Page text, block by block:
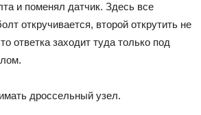
и поменял датчик. Здесь все
откручивается, второй открутить не
ответка заходит туда только под
дроссельный узел.